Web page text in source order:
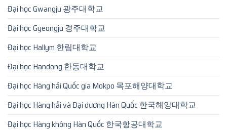
Đại học Gwangju 광주대학교
Đại học Gyeongju 경주대학교
Đại học Hallym 한림대학교
Đại học Handong 한동대학교
Đại học Hàng hải Quốc gia Mokpo 목포해양대학교
Đại học Hàng hải và Đại dương Hàn Quốc 한국해양대학교
Đại học Hàng không Hàn Quốc 한국항공대학교